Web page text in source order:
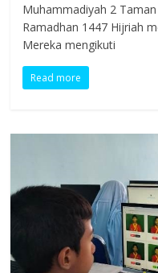
Muhammadiyah 2
Ramadhan 1447 Hijriah
Mereka mengikuti
Read more